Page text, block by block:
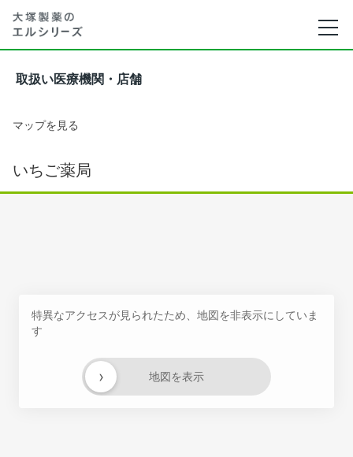
取扱い医療機関・店舗
マップを見る
いちご薬局
特異なアクセスが見られたため、地図を非表示にしていま
す
地図を表示
›